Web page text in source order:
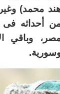
محمد)
أحداثه فى
وباقي